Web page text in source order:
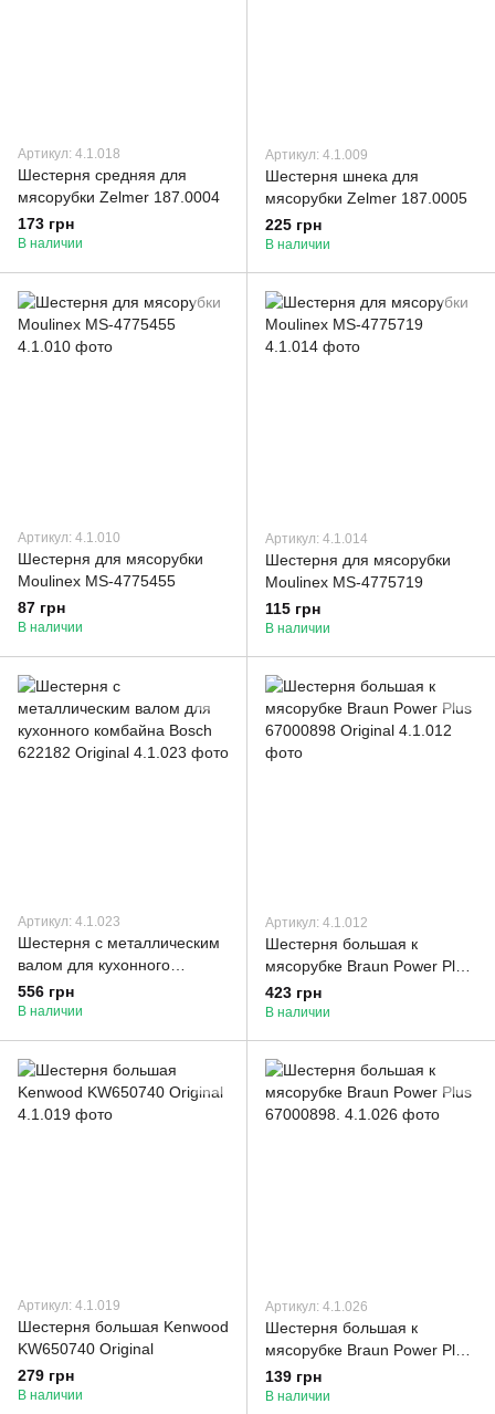
Артикул: 4.1.018
Шестерня средняя для
мясорубки Zelmer 187.0004
173 грн
В наличии
Артикул: 4.1.009
Шестерня шнека для
мясорубки Zelmer 187.0005
225 грн
В наличии
Артикул: 4.1.010
Шестерня для мясорубки
Moulinex MS-4775455
87 грн
В наличии
Артикул: 4.1.014
Шестерня для мясорубки
Moulinex MS-4775719
115 грн
В наличии
Артикул: 4.1.023
Шестерня с металлическим
валом для кухонного
комбайна Bosch 622182
Original
556 грн
В наличии
Артикул: 4.1.012
Шестерня большая к
мясорубке Braun Power Plus
67000898 Original
423 грн
В наличии
Артикул: 4.1.019
Шестерня большая Kenwood
KW650740 Original
279 грн
В наличии
Артикул: 4.1.026
Шестерня большая к
мясорубке Braun Power Plus
67000898.
139 грн
В наличии